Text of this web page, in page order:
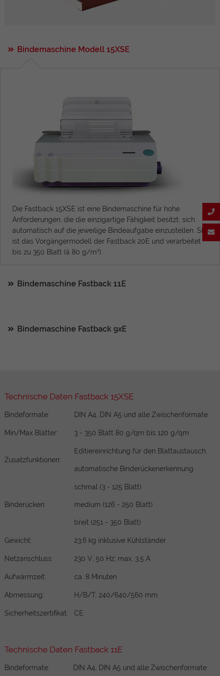
Bindemaschine Modell 15XSE
Die Fastback 15XSE ist eine Bindemaschine für hohe
Anforderungen, die die einzigartige Fähigkeit besitzt, sich
automatisch auf die jeweilige Bindeaufgabe einzustellen. Sie
ist das Vorgängermodell der Fastback 20E und verarbeitet
bis zu 350 Blatt (à 80 g/m²).
Bindemaschine Fastback 11E
Bindemaschine Fastback 9xE
Technische Daten Fastback 15XSE
Bindeformate: DIN A4, DIN A5 und alle Zwischenformate
Min/Max Blätter: 3 - 350 Blatt 80 g/qm bis 120 g/qm
Zusatzfunktionen:
Editiereinrichtung für den Blattaustausch,
automatische Binderückenerkennung
Binderücken:
schmal (3 - 125 Blatt)
medium (126 - 250 Blatt)
breit (251 - 350 Blatt)
Gewicht: 23,6 kg inklusive Kühlständer
Netzanschluss: 230 V; 50 Hz; max. 3,5 A
Aufwärmzeit: ca. 8 Minuten
Abmessung: H/B/T: 240/640/560 mm
Sicherheitszertifikat: CE
Technische Daten Fastback 11E
Bindeformate: DIN A4, DIN A5 und alle Zwischenformate